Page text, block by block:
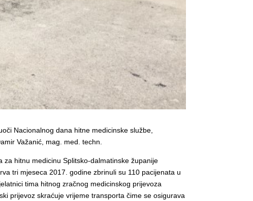
Nacionalnog dana hitne medicinske službe,
Važanić, mag. med. techn.
hitnu medicinu Splitsko-dalmatinske županije
tri mjeseca 2017. godine zbrinuli su 110 pacijenata u
tima hitnog zračnog medicinskog prijevoza
prijevoz skraćuje vrijeme transporta čime se osigurava